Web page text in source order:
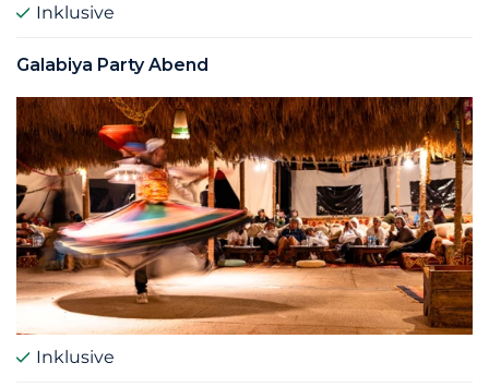
Inklusive
Galabiya Party Abend
Inklusive